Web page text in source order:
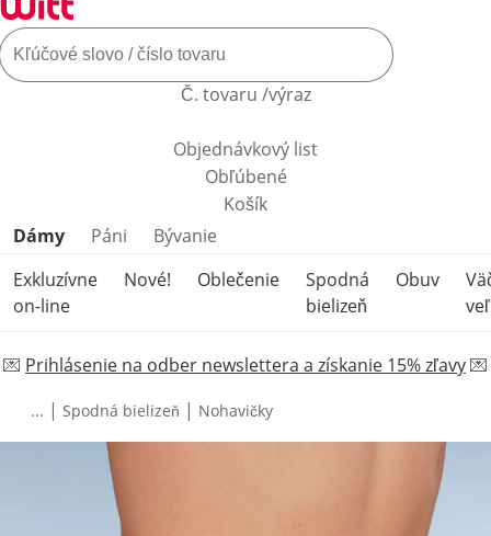
Č. tovaru /výraz
Objednávkový list
Obľúbené
Košík
Preskočiť kategórie produktov
Dámy Páni
Bývanie
Exkluzívne
on-line
Nové! Oblečenie
Spodná
bielizeň
Obuv
💌 Prihlásenie na odber newslettera a získanie 15% zľavy💌
... | Spodná bielizeň | Nohavičky